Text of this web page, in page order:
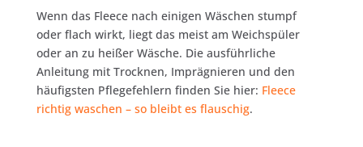
Wenn das Fleece nach einigen Wäschen stumpf
oder flach wirkt, liegt das meist am Weichspüler
oder an zu heißer Wäsche. Die ausführliche
Anleitung mit Trocknen, Imprägnieren und den
häufigsten Pflegefehlern finden Sie hier: Fleece
richtig waschen – so bleibt es flauschig.